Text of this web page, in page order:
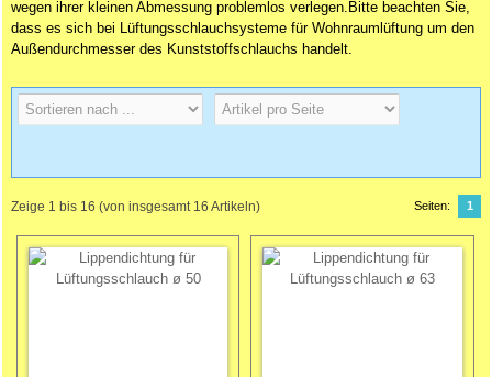
wegen ihrer kleinen Abmessung problemlos verlegen.Bitte beachten Sie,
dass es sich bei Lüftungsschlauchsysteme für Wohnraumlüftung um den
Außendurchmesser des Kunststoffschlauchs handelt.
Zeige 1 bis 16 (von insgesamt 16 Artikeln) Seiten: 1